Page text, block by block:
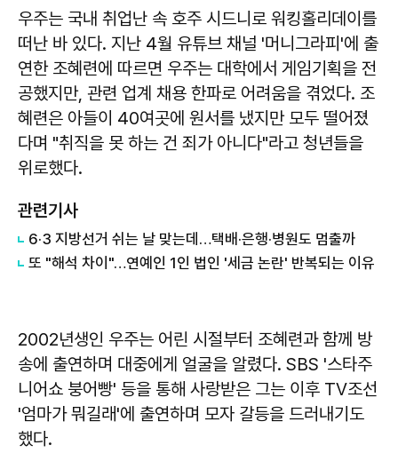
우주는 국내 취업난 속 호주 시드니로 워킹홀리데이를
떠난 바 있다. 지난 4월 유튜브 채널 '머니그라피'에 출
연한 조혜련에 따르면 우주는 대학에서 게임기획을 전
공했지만, 관련 업계 채용 한파로 어려움을 겪었다. 조
혜련은 아들이 40여곳에 원서를 냈지만 모두 떨어졌
다며 "취직을 못 하는 건 죄가 아니다"라고 청년들을
위로했다.
관련기사
6·3 지방선거 쉬는 날 맞는데…택배·은행·병원도 멈출까
또 "해석 차이"…연예인 1인 법인 '세금 논란' 반복되는 이유
2002년생인 우주는 어린 시절부터 조혜련과 함께 방
송에 출연하며 대중에게 얼굴을 알렸다. SBS '스타주
니어쇼 붕어빵' 등을 통해 사랑받은 그는 이후 TV조선
'엄마가 뭐길래'에 출연하며 모자 갈등을 드러내기도
했다.